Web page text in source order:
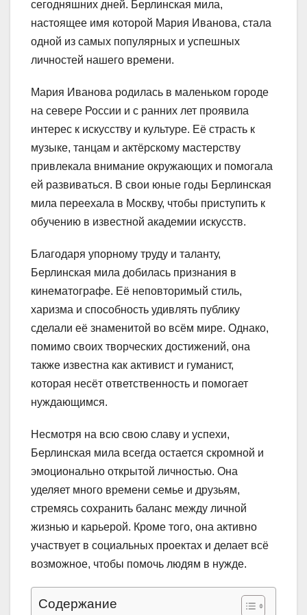
сегодняшних дней. Берлинская мила,
настоящее имя которой Мария Иванова, стала
одной из самых популярных и успешных
личностей нашего времени.
Мария Иванова родилась в маленьком городе
на севере России и с ранних лет проявила
интерес к искусству и культуре. Её страсть к
музыке, танцам и актёрскому мастерству
привлекала внимание окружающих и помогала
ей развиваться. В свои юные годы Берлинская
мила переехала в Москву, чтобы приступить к
обучению в известной академии искусств.
Благодаря упорному труду и таланту,
Берлинская мила добилась признания в
кинематографе. Её неповторимый стиль,
харизма и способность удивлять публику
сделали её знаменитой во всём мире. Однако,
помимо своих творческих достижений, она
также известна как активист и гуманист,
которая несёт ответственность и помогает
нуждающимся.
Несмотря на всю свою славу и успехи,
Берлинская мила всегда остается скромной и
эмоционально открытой личностью. Она
уделяет много времени семье и друзьям,
стремясь сохранить баланс между личной
жизнью и карьерой. Кроме того, она активно
участвует в социальных проектах и делает всё
возможное, чтобы помочь людям в нужде.
Содержание